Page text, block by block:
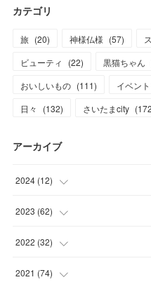
カテゴリ
旅 (20) 神様仏様 (57)
ビューティ
(22) 黒猫ちゃん
おいしいもの (111) イベン
日々
(132) さいたまcity (
アーカイブ
2024 (12)
(1
(1
(3
2023 (62)
(11 )
(3
2022 (32)
(1
2021 (74)